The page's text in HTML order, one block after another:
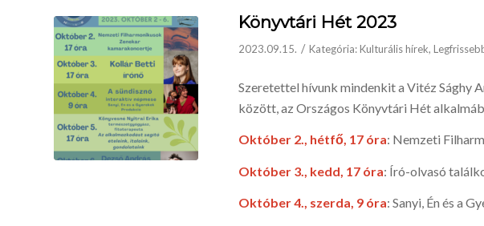
Könyvtári Hét 2023
2023.09.15. / Kategória:Kulturális hírek,
Szeretettel hívunk mindenkit a Vitéz Sághy
között, az Országos Könyvtári Hét
Október 2., hétfő, 17 óra: Nemzeti
Október 3., kedd, 17 óra: Író-olvasó
Október 4., szerda, 9 óra: Sanyi, Én és a